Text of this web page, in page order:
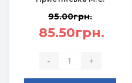
95.00грн.
85.50грн.
- +